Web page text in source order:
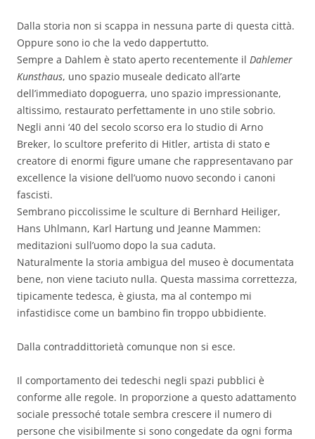
Dalla storia non si scappa in nessuna parte di questa città.
Oppure sono io che la vedo dappertutto.
Sempre a Dahlem è stato aperto recentemente il Dahlemer
Kunsthaus, uno spazio museale dedicato all’arte
dell’immediato dopoguerra, uno spazio impressionante,
altissimo, restaurato perfettamente in uno stile sobrio.
Negli anni ‘40 del secolo scorso era lo studio di Arno
Breker, lo scultore preferito di Hitler, artista di stato e
creatore di enormi figure umane che rappresentavano par
excellence la visione dell’uomo nuovo secondo i canoni
fascisti.
Sembrano piccolissime le sculture di Bernhard Heiliger,
Hans Uhlmann, Karl Hartung und Jeanne Mammen:
meditazioni sull’uomo dopo la sua caduta.
Naturalmente la storia ambigua del museo è documentata
bene, non viene taciuto nulla. Questa massima correttezza,
tipicamente tedesca, è giusta, ma al contempo mi
infastidisce come un bambino fin troppo ubbidiente.
Dalla contraddittorietà comunque non si esce.
Il comportamento dei tedeschi negli spazi pubblici è
conforme alle regole. In proporzione a questo adattamento
sociale pressoché totale sembra crescere il numero di
persone che visibilmente si sono congedate da ogni forma